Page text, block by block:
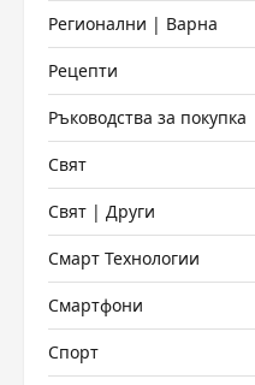
Регионални | Варна
Рецепти
Ръководства за покупка
Свят
Свят | Други
Смарт Технологии
Смартфони
Спорт